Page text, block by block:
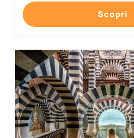
Scopri